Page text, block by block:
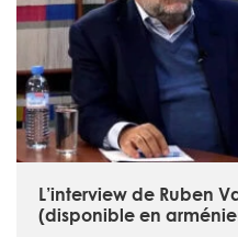
L’interview de Ruben
(disponible en